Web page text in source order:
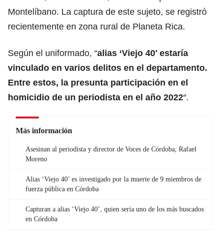
Montelíbano. La captura de este sujeto, se registró
recientemente en zona rural de Planeta Rica.
Según el uniformado, “alias ‘Viejo 40′ estaría
vinculado en varios delitos en el departamento.
Entre estos, la presunta participación en el
homicidio de un periodista en el año 2022″.
Más información
Asesinan al periodista y director de Voces de Córdoba, Rafael
Moreno
Alias ‘Viejo 40’ es investigado por la muerte de 9 miembros de
fuerza pública en Córdoba
Capturan a alias ‘Viejo 40’, quien sería uno de los más buscados
en Córdoba